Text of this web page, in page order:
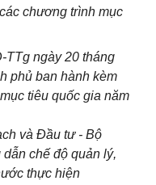
chương trình mục
TTg ngày 20 tháng
phủ ban hành kèm
tiêu quốc gia năm
và Đầu tư - Bộ
chế độ quản lý,
thực hiện